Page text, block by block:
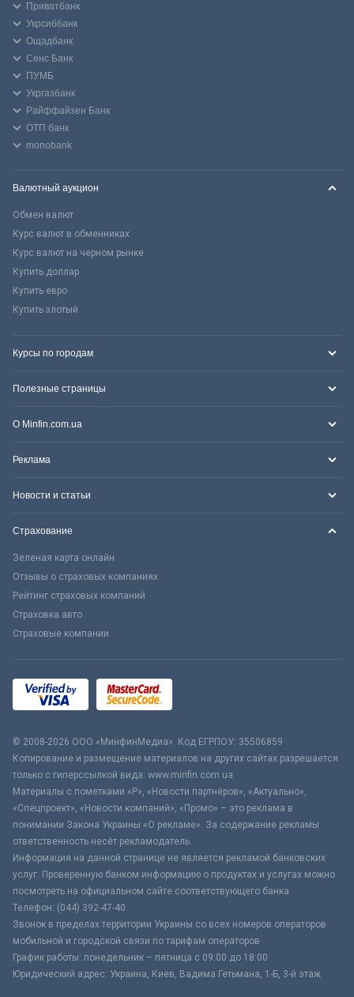
Приватбанк
Укрсиббанк
Ощадбанк
Сенс Банк
ПУМБ
Укргазбанк
Райффайзен Банк
ОТП банк
monobank
Валютный аукцион
Обмен валют
Курс валют в обменниках
Курс валют на черном рынке
Купить доллар
Купить евро
Купить злотый
Курсы по городам
Полезные страницы
О Minfin.com.ua
Реклама
Новости и статьи
Страхование
Зеленая карта онлайн
Отзывы о страховых компаниях
Рейтинг страховых компаний
Страховка авто
Страховые компании
© 2008-2026 ООО «МинфинМедиа». Код ЕГРПОУ: 35506859
Копирование и размещение материалов на других сайтах разрешается
только с гиперссылкой вида: www.minfin.com.ua
Материалы с пометками «Р», «Новости партнёров», «Актуально»,
«Спецпроект», «Новости компаний», «Промо» – это реклама в
понимании Закона Украины «О рекламе». За содержание рекламы
ответственность несёт рекламодатель.
Информация на данной странице не является рекламой банковских
услуг. Проверенную банком информацию о продуктах и услугах можно
посмотреть на официальном сайте соответствующего банка.
Телефон: (044) 392-47-40
Звонок в пределах территории Украины со всех номеров операторов
мобильной и городской связи по тарифам операторов
График работы: понедельник – пятница с 09:00 до 18:00
Юридический адрес: Украина, Киев, Вадима Гетьмана, 1-Б, 3-й этаж